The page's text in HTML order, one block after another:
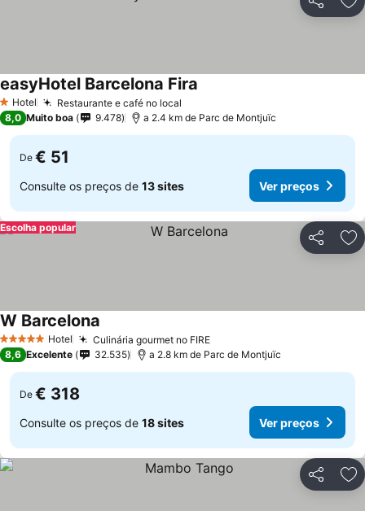
Partilhar
1 Estrelas
Hotel Restaurante e café no local
easyHotel Barcelona Fira
8,0 Muito boa 9.478 a 2.4 km de Parc de Montjuïc
De € 51
Consulte os preços de 13 sites Ver preços
Partilhar
Escolha popular
5 Estrelas Hotel Culinária gourmet no FIRE
W Barcelona
8,6 Excelente 32.535 a 2.8 km de Parc de Montjuïc
De € 318
Consulte os preços de 18 sites Ver preços
Partilhar